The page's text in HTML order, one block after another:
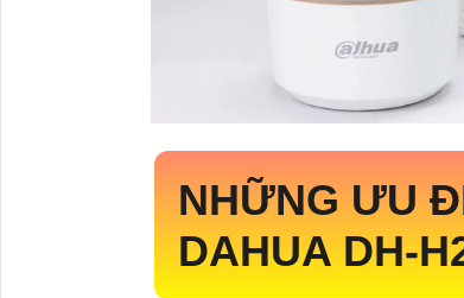
NHỮNG ƯU
DAHUA DH-